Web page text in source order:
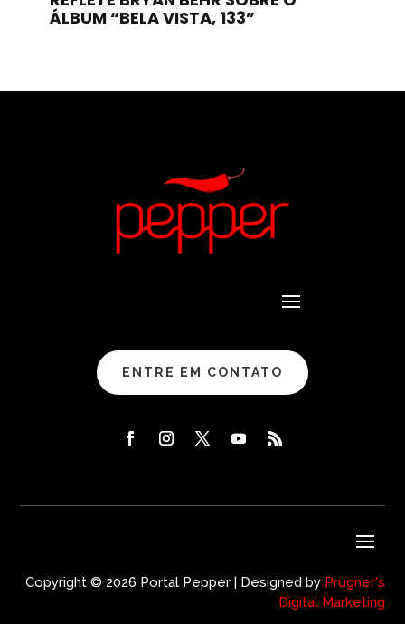
ÁLBUM “BELA VISTA, 133”
ENTRE EM CONTATO
Copyright © 2026 Portal Pepper | Designed by Prugner's
Digital Marketing